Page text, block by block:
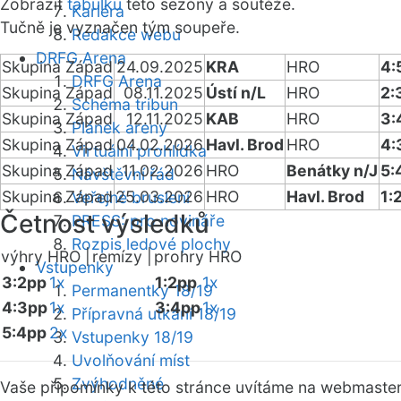
Kariéra
Redakce webu
DRFG Arena
DRFG Arena
Schéma tribun
Plánek areny
Virtuální prohlídka
Návštěvní řád
Veřejné bruslení
PRESS: pro novináře
Rozpis ledové plochy
Vstupenky
Permanentky 18/19
Přípravná utkání 18/19
Vstupenky 18/19
Uvolňování míst
Zvýhodněné
Zobrazit tabulku této sezóny a soutěže.
Tučně je vyznačen tým soupeře.
Skupina Západ 24.09.2025 KRA HRO
Skupina Západ
08.11.2025 Ústí n/L HRO
Skupina Západ
12.11.2025 KAB HRO
Skupina Západ 04.02.2026Havl. Brod HRO
Skupina Západ 11.02.2026 HRO Benátky n/J
Skupina Západ25.03.2026 HRO Havl. Brod
Četnost výsledků
výhry HRO | remízy | prohry HRO
3:2pp1x
4:3pp1x
5:4pp2x
1:2pp 1x
3:4pp1x
Vaše připomínky k této stránce uvítáme na webmaster